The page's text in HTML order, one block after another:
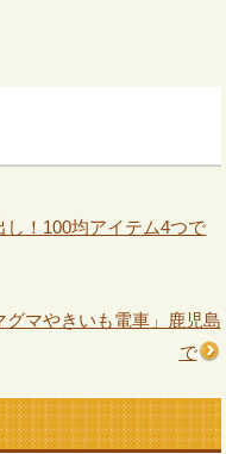
！100均アイテム4つで
マやきいも電車」鹿児島
で